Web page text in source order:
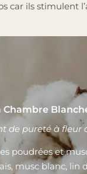
car ils stimulent
Chambre
de pureté à fleur
poudrées et
musc blanc, lin